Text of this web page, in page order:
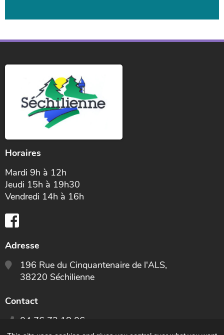
Horaires
Mardi 9h à 12h
Jeudi 15h à 19h30
Vendredi 14h à 16h
Adresse
196 Rue du Cinquantenaire de l'ALS,
38220 Séchilienne
Contact
04 76 72 18 06